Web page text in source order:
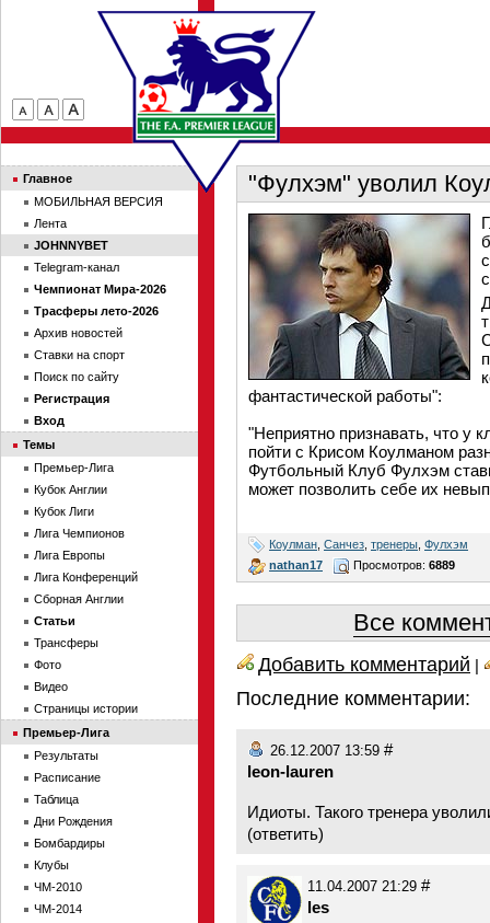
"Фулхэм" уволил
фантастической работы":
"Неприятно признавать, что у
пойти с Крисом Коулманом
Футбольный Клуб Фулхэм
может позволить себе их
Коулман Санчез тренеры Фулхэм
nathan17
Просмотров: 6889
Все
Добавить комментарий |
Последние комментарии:
26.12.2007 13:59 #
leon-lauren
Идиоты. Такого тренера
(ответить)
11.04.2007 21:29 #
les
Главное
МОБИЛЬНАЯ ВЕРСИЯ
Лента
JOHNNYBET
Telegram-канал
Чемпионат Мира-2026
Трасферы лето-2026
Архив новостей
Ставки на спорт
Поиск по сайту
Регистрация
Вход
Темы
Премьер-Лига
Кубок Англии
Кубок Лиги
Лига Чемпионов
Лига Европы
Лига Конференций
Сборная Англии
Статьи
Трансферы
Фото
Видео
Страницы истории
Премьер-Лига
Результаты
Расписание
Таблица
Дни Рождения
Бомбардиры
Клубы
ЧМ-2010
ЧМ-2014